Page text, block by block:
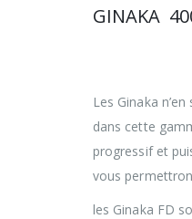
GINAKA
Les Ginaka
dans cette
progressif et
vous
les Ginaka FD